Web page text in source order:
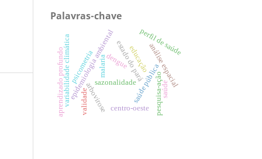
Palavras-chave
sazonalidade
epidemiologia ambiental saúde pública
estado do pará
variabilidade climática análise espacial
arbovirose centro-oeste
psicometria
validade
perfil de saúde
malaria
aprendizado profundo dengue
pesquisa-ação
educação
saúde